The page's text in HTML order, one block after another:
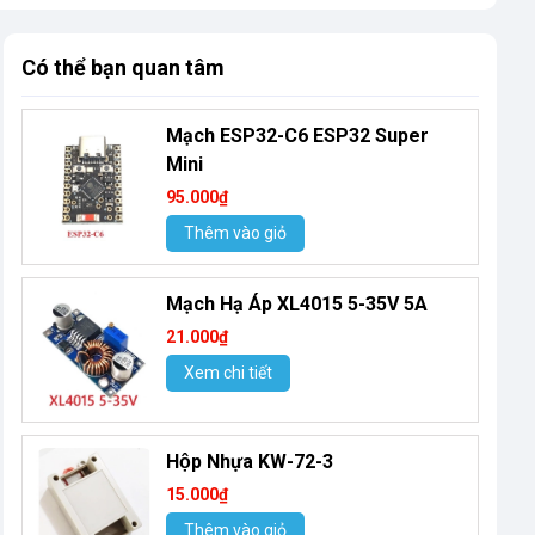
Có thể bạn quan tâm
Mạch ESP32-C6 ESP32 Super
Mini
95.000₫
Thêm vào giỏ
Mạch Hạ Áp XL4015 5-35V 5A
21.000₫
Xem chi tiết
Hộp Nhựa KW-72-3
15.000₫
Thêm vào giỏ